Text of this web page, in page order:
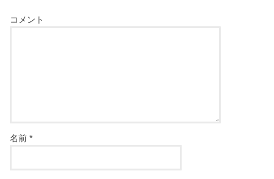
コメント
名前*